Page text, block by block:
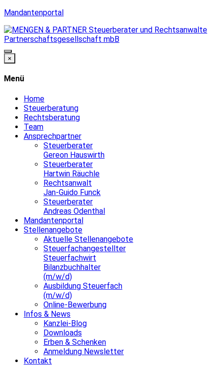
Mandantenportal
×
Menü
Home
Steuerberatung
Rechtsberatung
Team
Ansprechpartner
Steuerberater
Gereon Hauswirth
Steuerberater
Hartwin Räuchle
Rechtsanwalt
Jan-Guido Funck
Steuerberater
Andreas Odenthal
Mandantenportal
Stellenangebote
Aktuelle Stellenangebote
Steuerfachangestellter
Steuerfachwirt
Bilanzbuchhalter
(m/w/d)
Ausbildung Steuerfach
(m/w/d)
Online-Bewerbung
Infos & News
Kanzlei-Blog
Downloads
Erben & Schenken
Anmeldung Newsletter
Kontakt